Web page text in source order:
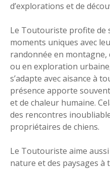
d’explorations et de
Le Toutouriste profite de
moments uniques avec
randonnée en montagne,
ou en exploration
s’adapte avec aisance à
présence apporte
et de chaleur humaine.
des rencontres
propriétaires de chiens.
Le Toutouriste aime
nature et des paysages à